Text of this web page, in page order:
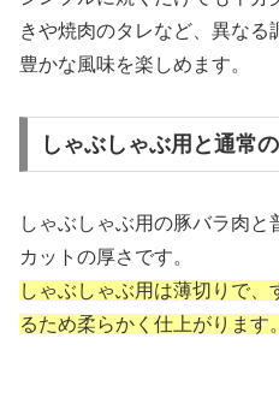
きや焼肉のタレなど、異なる
豊かな風味を楽しめます。
しゃぶしゃぶ用と通常
しゃぶしゃぶ用の豚バラ肉
カットの厚さです。
しゃぶしゃぶ用は薄切りで、
るため柔らかく仕上がります。